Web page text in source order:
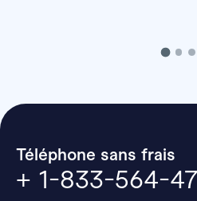
Téléphone sans frais
+ 1-833-564-